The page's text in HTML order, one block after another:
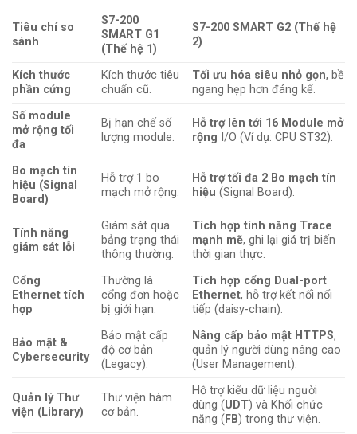
Tiêu chí so
sánh
S7-200
SMART G1
(Thế hệ 1)
S7-200 SMART G2 (Thế hệ
2)
Kích thước
phần cứng
Kích thước tiêu
chuẩn cũ.
Tối ưu hóa siêu nhỏ gọn, bề
ngang hẹp hơn đáng kể.
Số module
mở rộng tối
đa
Bị hạn chế số
lượng module.
Hỗ trợ lên tới 16 Module mở
rộng I/O (Ví dụ: CPU ST32).
Bo mạch tín
hiệu (Signal
Board)
Hỗ trợ 1 bo
mạch mở rộng.
Hỗ trợ tối đa 2 Bo mạch tín
hiệu (Signal Board).
Tính năng
giám sát lỗi
Giám sát qua
bảng trạng thái
thông thường.
Tích hợp tính năng Trace
mạnh mẽ, ghi lại giá trị biến
thời gian thực.
Cổng
Ethernet tích
hợp
Thường là
cổng đơn hoặc
bị giới hạn.
Tích hợp cổng Dual-port
Ethernet, hỗ trợ kết nối nối
tiếp (daisy-chain).
Bảo mật &
Cybersecurity
Bảo mật cấp
độ cơ bản
(Legacy).
Nâng cấp bảo mật HTTPS,
quản lý người dùng nâng cao
(User Management).
Quản lý Thư
viện (Library)
Thư viện hàm
cơ bản.
Hỗ trợ kiểu dữ liệu người
dùng (UDT) và Khối chức
năng ( FB) trong thư viện.